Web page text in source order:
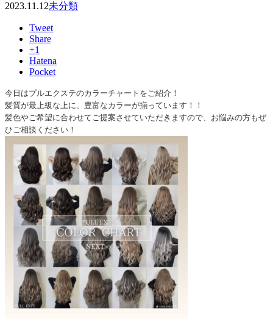
2023.11.12未分類
Tweet
Share
+1
Hatena
Pocket
今日はプルエクステのカラーチャートをご紹介！
髪質が最上級な上に、豊富なカラーが揃っています！！
髪色やご希望に合わせてご提案させていただきますので、お悩みの方もぜ
ひご相談ください！